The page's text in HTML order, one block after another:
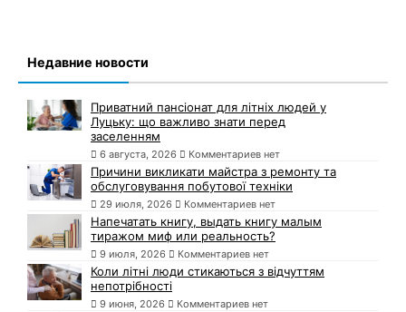
Недавние новости
Приватний пансіонат для літніх людей у
Луцьку: що важливо знати перед
заселенням
6 августа, 2026 Комментариев нет
Причини викликати майстра з ремонту та
обслуговування побутової техніки
29 июля, 2026 Комментариев нет
Напечатать книгу, выдать книгу малым
тиражом миф или реальность?
9 июля, 2026 Комментариев нет
Коли літні люди стикаються з відчуттям
непотрібності
9 июня, 2026 Комментариев нет